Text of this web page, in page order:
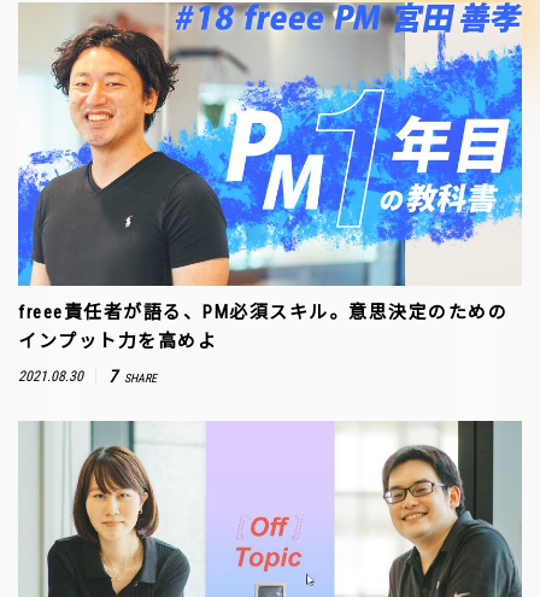
freee責任者が語る、PM必須スキル。意思決定のための
インプット力を高めよ
2021.08.30 7 SHARE